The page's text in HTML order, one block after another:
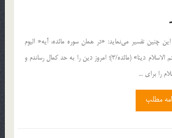
چنین تفسیر مى‌نماید: «در همان سوره مائده، آیه« الیوم
اكملت لكم دینكم و اتممت علیكم نعمتى و رضیت لكم الاسلام دینا» (مائده/‌3)؛ امروز دین را به حد كمال رساندم و
را براى ...
مطلب